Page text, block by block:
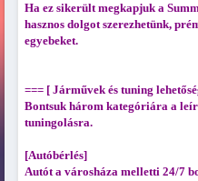
Ha ez sikerült megkapjuk a
hasznos dolgot szerezhetünk,
egyebeket.
=== [ Járművek és tuning
Bontsuk három kategóriára a
tuningolásra.
[Autóbérlés]
Autót a városháza melletti 24/7